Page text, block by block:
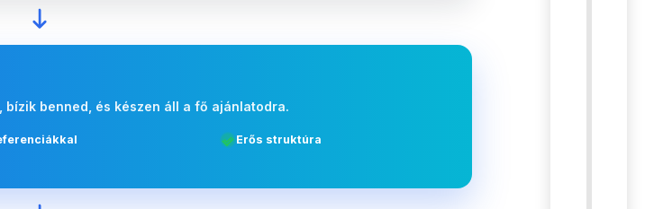
benned, és készen áll a fő ajánlatodra.
Erős struktúra